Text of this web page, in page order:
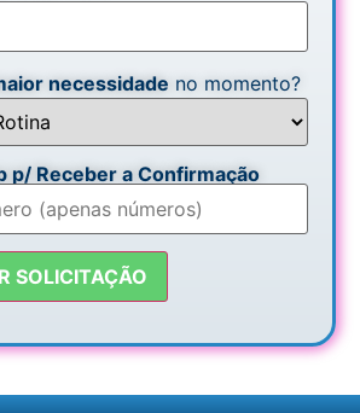
necessidade no momento?
p/ Receber a Confirmação